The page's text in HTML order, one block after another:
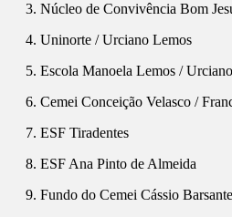
3. Núcleo de Convivência Bom
4. Uninorte / Urciano Lemos
5. Escola Manoela Lemos /
6. Cemei Conceição Velasco /
7. ESF Tiradentes
8. ESF Ana Pinto de Almeida
9. Fundo do Cemei Cássio